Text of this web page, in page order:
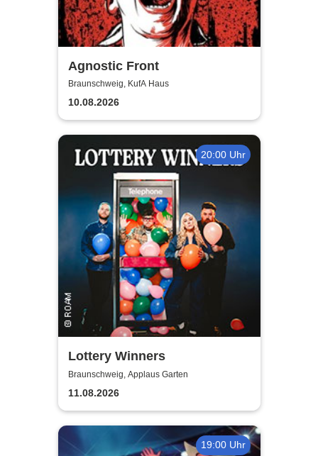
Agnostic Front
Braunschweig, KufA Haus
10.08.2026
20:00 Uhr
Lottery Winners
Braunschweig, Applaus Garten
11.08.2026
19:00 Uhr